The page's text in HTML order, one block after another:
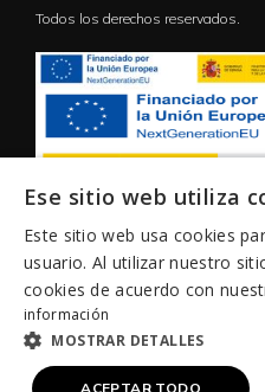
Todos los derechos reservados.
Ese sitio web utiliza
Este sitio web usa cookies
usuario. Al utilizar nuestro
cookies de acuerdo con
información
MOSTRAR DETALLES
ACEPTAR TODO